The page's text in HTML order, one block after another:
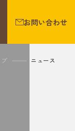
お問い合わせ
プ ニュース